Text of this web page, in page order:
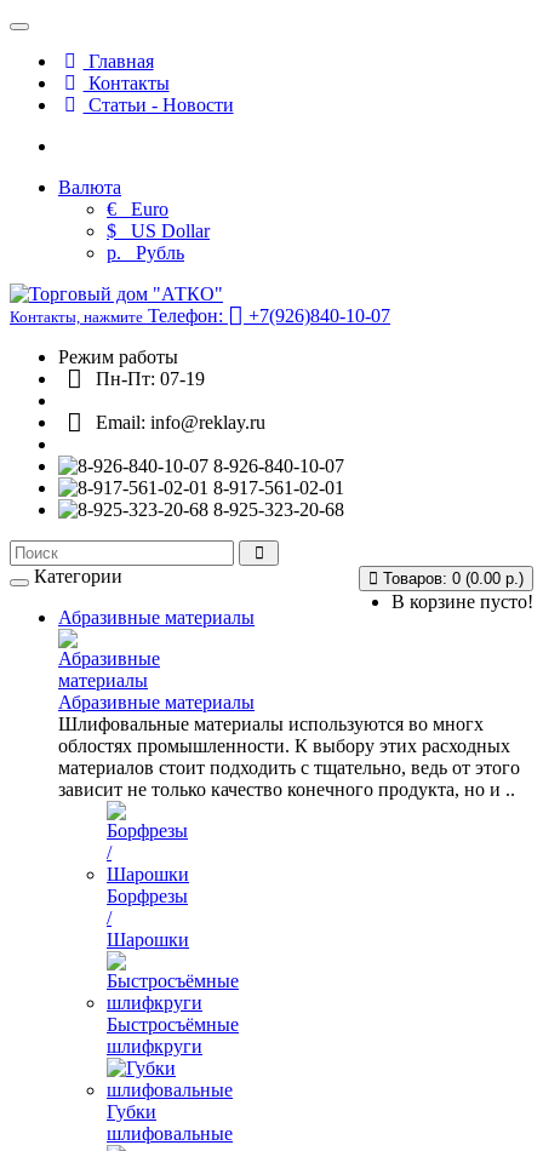
Главная
Контакты
Статьи - Новости
Валюта
€ Euro
$ US Dollar
р. Рубль
Контакты, нажмите Телефон:
+7(926)840-10-07
Режим работы
Пн-Пт: 07-19
Email: info@reklay.ru
8-926-840-10-07
8-917-561-02-01
8-925-323-20-68
Товаров: 0 (0.00 р.)
В корзине пусто!
Категории
Абразивные материалы
Абразивные материалы
Шлифовальные материалы используются во многх
облостях промышленности. К выбору этих расходных
материалов стоит подходить с тщательно, ведь от этого
зависит не только качество конечного продукта, но и ..
Борфрезы
/
Шарошки
Быстросъёмные
шлифкруги
Губки
шлифовальные